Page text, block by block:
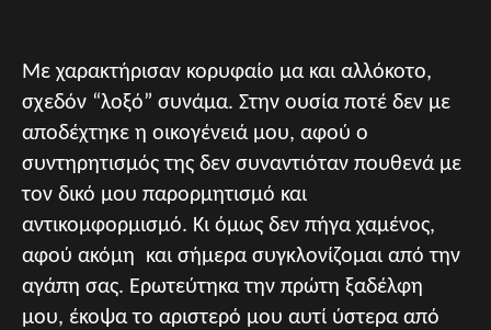
Mε χαρακτήρισαν κορυφαίο μα και αλλόκοτο,
σχεδόν “λοξό” συνάμα. Στην ουσία ποτέ δεν με
αποδέχτηκε η οικογένειά μου, αφού ο
συντηρητισμός της δεν συναντιόταν πουθενά με
τον δικό μου παρορμητισμό και
αντικομφορμισμό. Κι όμως δεν πήγα χαμένος,
αφού ακόμη και σήμερα συγκλονίζομαι από την
αγάπη σας. Ερωτεύτηκα την πρώτη ξαδέλφη
μου, έκοψα το αριστερό μου αυτί ύστερα από